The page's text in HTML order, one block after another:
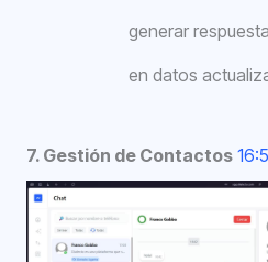
generar
en datos
7. Gestión de Contactos